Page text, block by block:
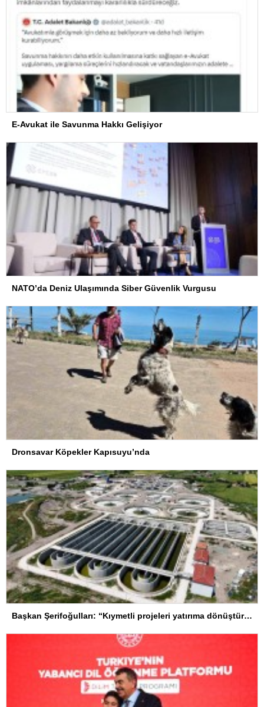
E-Avukat ile Savunma Hakkı Gelişiyor
NATO’da Deniz Ulaşımında Siber Güvenlik Vurgusu
Dronsavar Köpekler Kapısuyu’nda
Başkan Şerifoğulları: “Kıymetli projeleri yatırıma dönüştürdük”